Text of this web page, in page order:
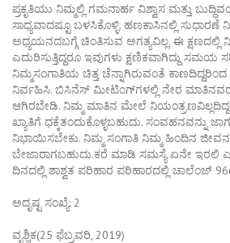
ಪ್ರಕೃತಿಯು ನಿಮ್ಮಲ್ಲಿ ಗಮನಾರ್ಹ ವಿಶ್ವಾಸ ಮತ್ತು
ಸಾಧ್ಯವಾದಷ್ಟೂ ಬಳಸಿಕೊಳ್ಳಿ. ಹಣಕಾಸಿನಲ್ಲಿ ಸುಧಾರಣೆ
ಅಧ್ಯಯನದಬಗ್ಗೆ ಚಿಂತಿಸುವ ಅಗತ್ಯವಿಲ್ಲ. ಈ ಕ್ಷಣದಲ್ಲಿ
ಎದುರಿಸುತ್ತಿದ್ದರೂ ಇವುಗಳು ಕ್ಷಣಿಕವಾಗಿದ್ದು
ನಿಮ್ಮಸಂಗಾತಿಯ ಚಿತ್ತ ಚೆನ್ನಾಗಿರುವಂತೆ
ನಿರ್ವಹಿಸಿ. ಬಿಸಿನೆಸ್ ಮೀಟಿಂಗ್‌ಗಳಲ್ಲಿ ನೇರ
ಆಗಿರಬೇಡಿ. ನಿಮ್ಮ ಮಾತಿನ ಮೇಲೆ
ಖ್ಯಾತಿಗೆ ಧಕ್ಕೆತಂದುಕೊಳ್ಳಬಹುದು. ಸಂವಹನವನ್ನು
ನಿಭಾಯಿಸಬೇಕು. ನಿಮ್ಮ ಸಂಗಾತಿ ನಿಮ್ಮ ಹಿಂದಿನ
ಬೇಜಾರಾಗಬಹುದು.ಕರೆ ಮಾಡಿ ಸಮಸ್ಯೆ ಏನೇ ಇರಲಿ
ದಿನದಲ್ಲಿ ಶಾಶ್ವತ ಪರಿಹಾರ ಪರಿಹಾರದಲ್ಲಿ ಚಾಲೆಂಜ್
ಅದೃಷ್ಟ ಸಂಖ್ಯೆ: 2
ವೃಶ್ಚಿಕ(25 ಫೆಬ್ರವರಿ, 2019)